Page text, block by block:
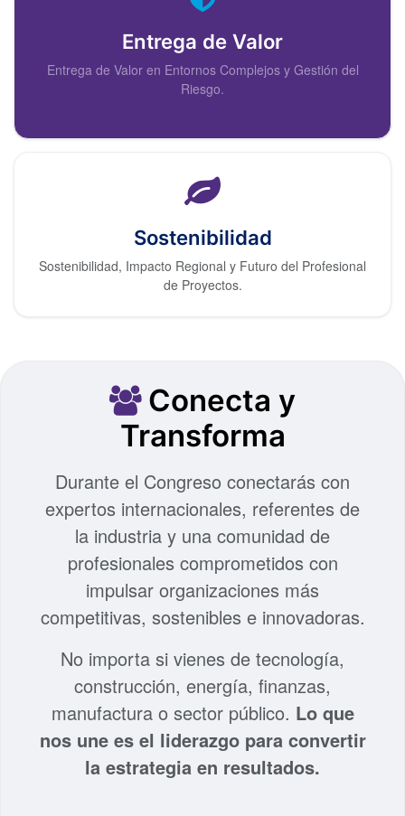
Entrega de Valor
Entrega de Valor en Entornos Complejos y Gestión del
Riesgo.
Sostenibilidad
Sostenibilidad, Impacto Regional y Futuro del Profesional
de Proyectos.
Conecta y
Transforma
Durante el Congreso conectarás con
expertos internacionales, referentes de
la industria y una comunidad de
profesionales comprometidos con
impulsar organizaciones más
competitivas, sostenibles e innovadoras.
No importa si vienes de tecnología,
construcción, energía, finanzas,
manufactura o sector público. Lo que
nos une es el liderazgo para convertir
la estrategia en resultados.